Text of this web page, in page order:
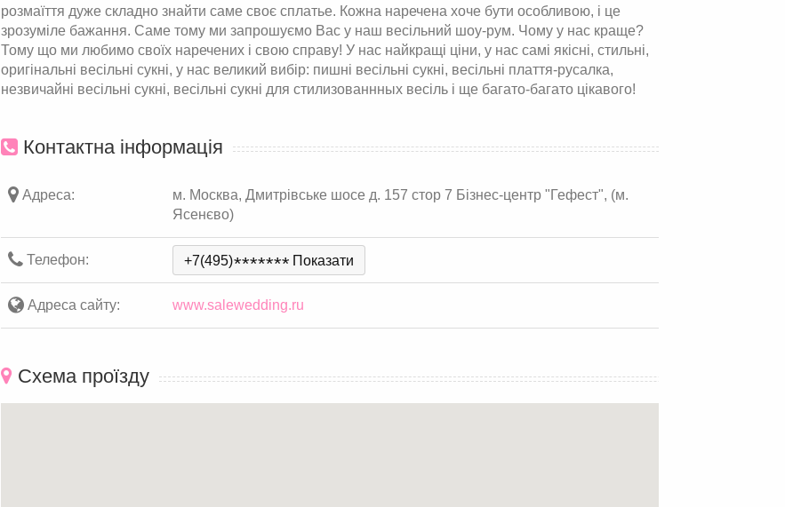
розмаїття дуже складно знайти саме своє сплатье. Кожна наречена хоче бути особливою, і це
зрозуміле бажання. Саме тому ми запрошуємо Вас у наш весільний шоу-рум. Чому у нас краще?
Тому що ми любимо своїх наречених і свою справу! У нас найкращі ціни, у нас самі якісні, стильні,
оригінальні весільні сукні, у нас великий вибір: пишні весільні сукні, весільні плаття-русалка,
незвичайні весільні сукні, весільні сукні для стилизованнных весіль і ще багато-багато цікавого!
Контактна інформація
Адреса:
м. Москва, Дмитрівське шосе д. 157 стор 7 Бізнес-центр "Гефест", (м.
Ясенєво)
Телефон: +7(495)******* Показати
Адреса сайту: www.salewedding.ru
Схема проїзду